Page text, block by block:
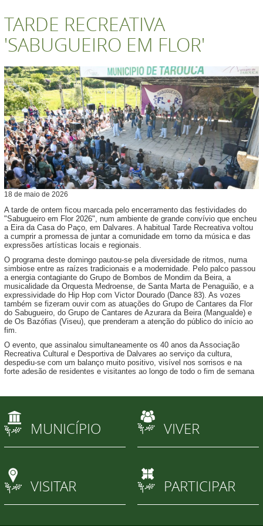
TARDE RECREATIVA
'SABUGUEIRO EM FLOR'
18 de maio de 2026
A tarde de ontem ficou marcada pelo encerramento das festividades do
"Sabugueiro em Flor 2026", num ambiente de grande convívio que encheu
a Eira da Casa do Paço, em Dalvares. A habitual Tarde Recreativa voltou
a cumprir a promessa de juntar a comunidade em torno da música e das
expressões artísticas locais e regionais.
O programa deste domingo pautou-se pela diversidade de ritmos, numa
simbiose entre as raízes tradicionais e a modernidade. Pelo palco passou
a energia contagiante do Grupo de Bombos de Mondim da Beira, a
musicalidade da Orquesta Medroense, de Santa Marta de Penaguião, e a
expressividade do Hip Hop com Victor Dourado (Dance 83). As vozes
também se fizeram ouvir com as atuações do Grupo de Cantares da Flor
do Sabugueiro, do Grupo de Cantares de Azurara da Beira (Mangualde) e
de Os Bazófias (Viseu), que prenderam a atenção do público do início ao
fim.
O evento, que assinalou simultaneamente os 40 anos da Associação
Recreativa Cultural e Desportiva de Dalvares ao serviço da cultura,
despediu-se com um balanço muito positivo, visível nos sorrisos e na
forte adesão de residentes e visitantes ao longo de todo o fim de semana
MUNICÍPIO VIVER
VISITAR PARTICIPAR